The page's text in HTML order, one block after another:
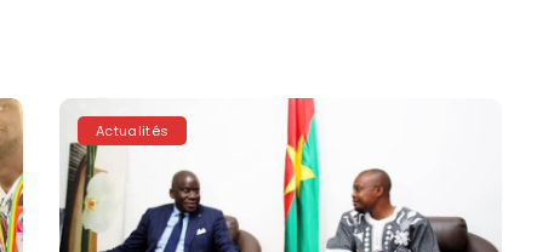
Actualités